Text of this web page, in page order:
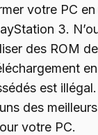
votre PC
3.
des ROM
est
des
votre PC.